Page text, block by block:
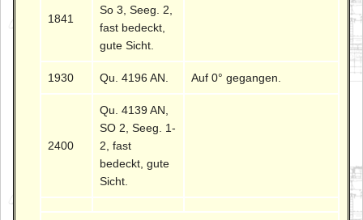
1841
So 3, Seeg. 2,
fast bedeckt,
gute Sicht.
1930 Qu. 4196 AN. Auf 0° gegangen.
2400
Qu. 4139 AN,
SO 2, Seeg. 1-
2, fast
bedeckt, gute
Sicht.